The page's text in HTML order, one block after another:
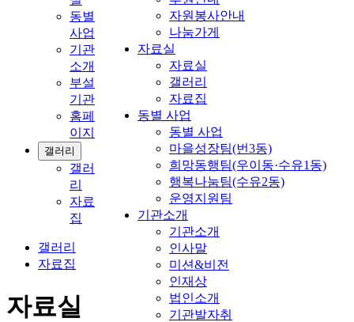
자원봉사안내
나눔가게
자료실
자료실
갤러리
자료집
동별 사업
동별 사업
마을성장팀(번3동)
희망동행팀(우이동·수유1동)
행복나눔팀(수유2동)
운영지원팀
기관소개
기관소개
인사말
미션&비전
인재상
법인소개
기관발자취
동별
사업
기관
소개
부설
기관
홈페
이지
갤러리
갤러
리
자료
집
갤러리
자료집
자료실